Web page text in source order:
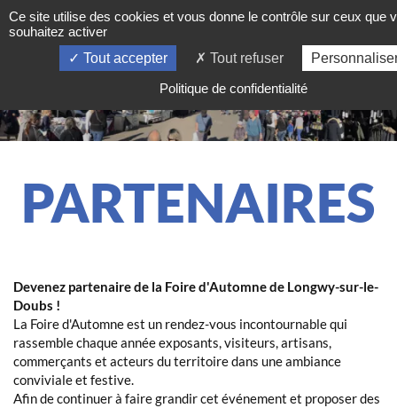
FOIRES DE LONGWY
PARTENAIRES
Devenez partenaire de la Foire d'Automne de Longwy-sur-le-
Doubs !
La Foire d'Automne est un rendez-vous incontournable qui
rassemble chaque année exposants, visiteurs, artisans,
commerçants et acteurs du territoire dans une ambiance
conviviale et festive.
Afin de continuer à faire grandir cet événement et proposer des
Ce site utilise des cookies et vous donne le contrôle sur ceux que
souhaitez activer
Tout accepter
Tout refuser
Politique de confidentialité